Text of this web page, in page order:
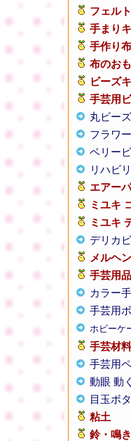
フェル
手まり
手作り
布のお
ビーズ
手芸用
丸ビーズ
フラワ
ベリー
リハビ
エアー
ミユキ
ミユキ
デリカ
メルヘ
手芸用品
カラー
手芸用
ホビーケ
手芸材料
手芸用
動眼 動
目玉ボ
粘土
鈴・鳴